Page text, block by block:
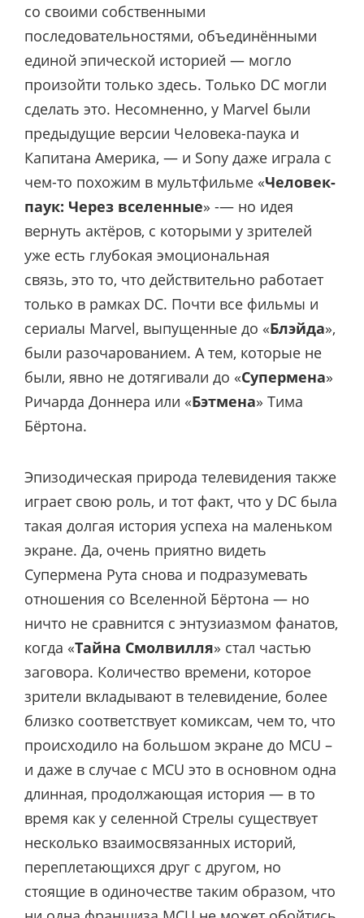
со своими собственными
последовательностями, объединёнными
единой эпической историей — могло
произойти только здесь. Только DC могли
сделать это. Несомненно, у Marvel были
предыдущие версии Человека-паука и
Капитана Америка, — и Sony даже играла с
чем-то похожим в мультфильме «Человек-
паук: Через вселенные» -— но идея
вернуть актёров, с которыми у зрителей
уже есть глубокая эмоциональная
связь, это то, что действительно работает
только в рамках DC. Почти все фильмы и
сериалы Marvel, выпущенные до «Блэйда»,
были разочарованием. А тем, которые не
были, явно не дотягивали до «Супермена»
Ричарда Доннера или «Бэтмена» Тима
Бёртона.
Эпизодическая природа телевидения также
играет свою роль, и тот факт, что у DC была
такая долгая история успеха на маленьком
экране. Да, очень приятно видеть
Супермена Рута снова и подразумевать
отношения со Вселенной Бёртона — но
ничто не сравнится с энтузиазмом фанатов,
когда «Тайна Смолвилля» стал частью
заговора. Количество времени, которое
зрители вкладывают в телевидение, более
близко соответствует комиксам, чем то, что
происходило на большом экране до MCU –
и даже в случае с MCU это в основном одна
длинная, продолжающая история — в то
время как у селенной Стрелы существует
несколько взаимосвязанных историй,
переплетающихся друг с другом, но
стоящие в одиночестве таким образом, что